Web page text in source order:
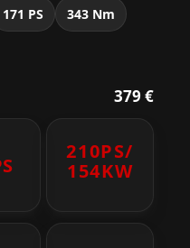
171 PS 343 Nm
379 €
210PS/
154KW